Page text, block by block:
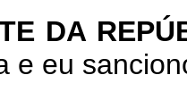
DA
e eu